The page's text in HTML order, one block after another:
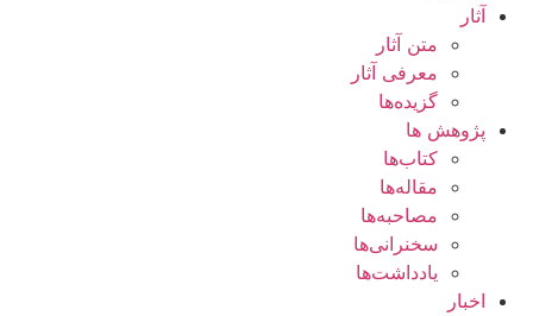
آثار
متن آثار
معرفی آثار
گزیده‌ها
پژوهش ها
کتاب‌ها
مقاله‌ها
مصاحبه‌ها
سخنرانی‌ها
یادداشت‌ها
اخبار